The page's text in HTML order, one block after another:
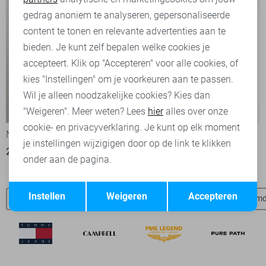
-50%
NO-EXCESS Polo
25,00
Petrol Industries Polo
20,00
No Excess SALE NO-EXCESS t-shirts NO-EXCESS
Marketing cookies
Terug Opslaan
gedrag anoniem te analyseren, gepersonaliseerde
content te tonen en relevante advertenties aan te
bieden. Je kunt zelf bepalen welke cookies je
accepteert. Klik op "Accepteren" voor alle cookies, of
kies "Instellingen" om je voorkeuren aan te passen.
Wil je alleen noodzakelijke cookies? Kies dan
"Weigeren". Meer weten? Lees hieralles over onze
cookie- en privacyverklaring. Je kunt op elk moment
je instellingen wijzigigen door op de link te klikken
onder aan de pagina.
Accepteren
Weigeren
Instellen